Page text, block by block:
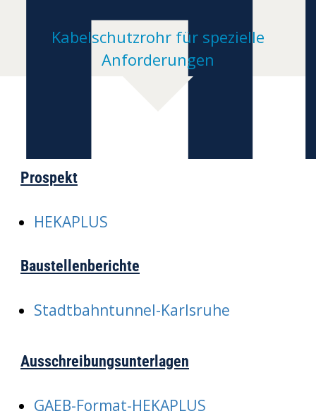
Kabelschutzrohr für spezielle
Anforderungen
Prospekt
HEKAPLUS
Baustellenberichte
Stadtbahntunnel-Karlsruhe
Ausschreibungsunterlagen
GAEB-Format-HEKAPLUS